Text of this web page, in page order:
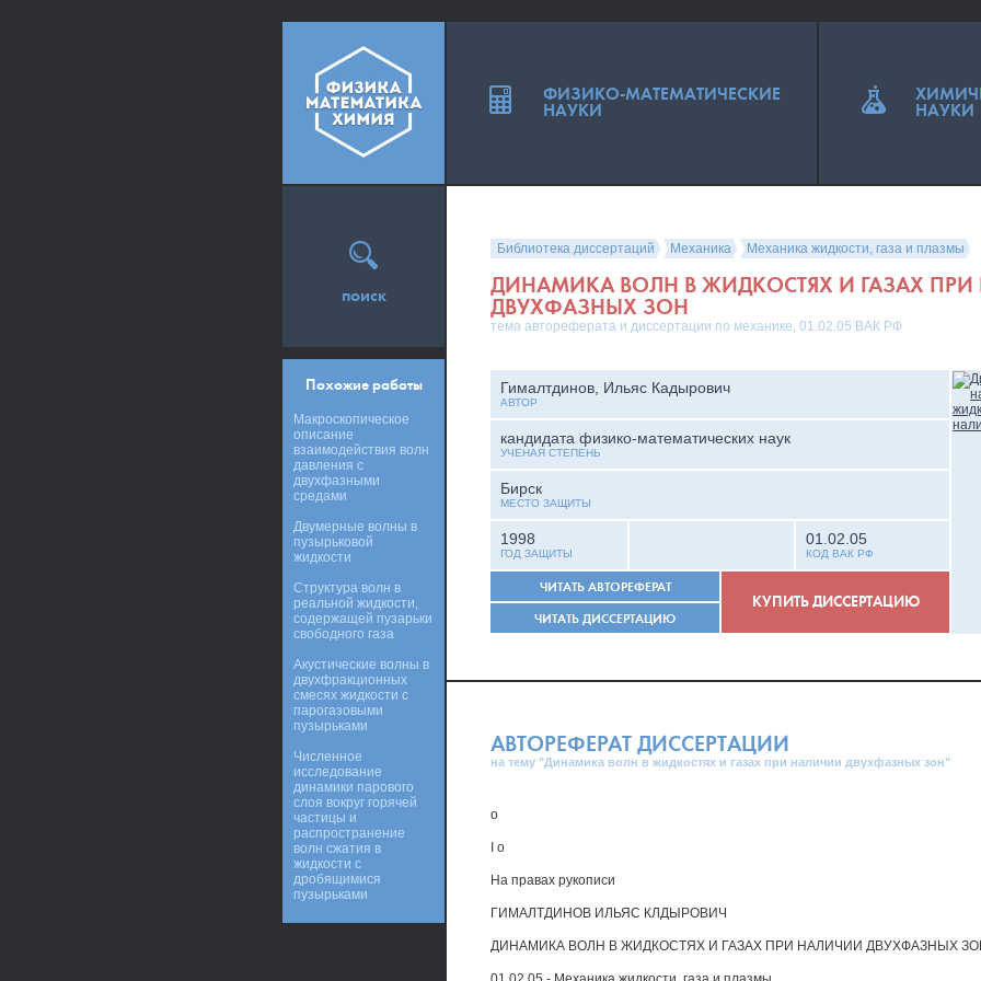
Библиотека диссертаций Механика Механика жидкости, газа и плазмы
ДИНАМИКА ВОЛН В ЖИДКОСТЯХ И ГАЗАХ
ДВУХФАЗНЫХ ЗОН
тема автореферата и диссертации по механике, 01.02.05 ВАК РФ
Гималтдинов, Ильяс Кадырович
АВТОР
кандидата физико-математических наук
УЧЕНАЯ СТЕПЕНЬ
Бирск
МЕСТО ЗАЩИТЫ
1998
ГОД ЗАЩИТЫ
01.02.05
КОД ВАК РФ
ЧИТАТЬ АВТОРЕФЕРАТ
ЧИТАТЬ ДИССЕРТАЦИЮ
КУПИТЬ ДИССЕРТАЦИЮ
АВТОРЕФЕРАТ ДИССЕРТАЦИИ
на тему "Динамика волн в жидкостях и газах при наличии двухфазных зон"
о
I о
На правах рукописи
ГИМАЛТДИНОВ ИЛЬЯС КЛДЫРОВИЧ
ДИНАМИКА ВОЛН В ЖИДКОСТЯХ И ГАЗАХ ПРИ НАЛИЧИИ ДВУХФАЗНЫХ
поиск
Похожие работы
Макроскопическое
описание
взаимодействия волн
давления с
двухфазными
средами
Двумерные волны в
пузырьковой
жидкости
Структура волн в
реальной жидкости,
содержащей пузарьки
свободного газа
Акустические волны в
двухфракционных
смесях жидкости с
парогазовыми
пузырьками
Численное
исследование
динамики парового
слоя вокруг горячей
частицы и
распространение
волн сжатия в
жидкости с
дробящимися
пузырьками
ФИЗИКО-МАТЕМАТИЧЕСКИЕ
НАУКИ НАУКИ